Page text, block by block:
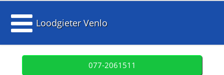
Loodgieter Venlo
077-2061511